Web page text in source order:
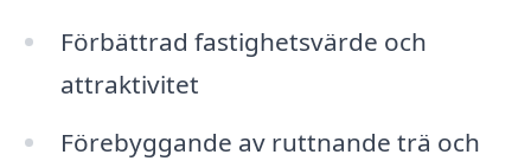
Förbättrad fastighetsvärde och
attraktivitet
Förebyggande av ruttnande trä och